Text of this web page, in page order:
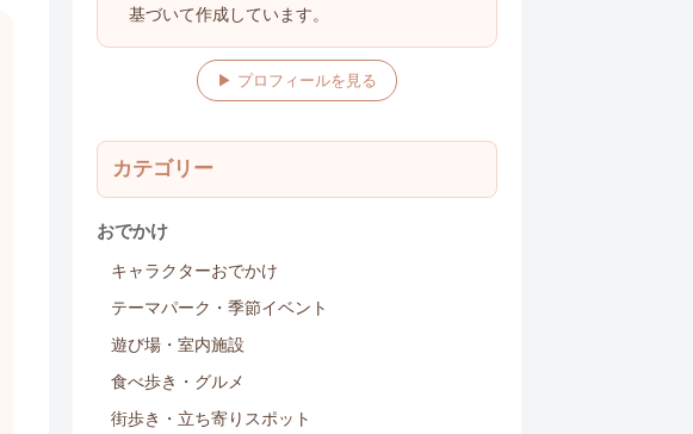
基づいて作成しています。
▶ プロフィールを見る
カテゴリー
おでかけ
キャラクターおでかけ
テーマパーク・季節イベント
遊び場・室内施設
食べ歩き・グルメ
街歩き・立ち寄りスポット